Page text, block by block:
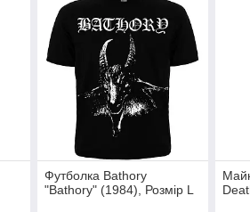
Футболка Bathory
"Bathory" (1984), Розмір L